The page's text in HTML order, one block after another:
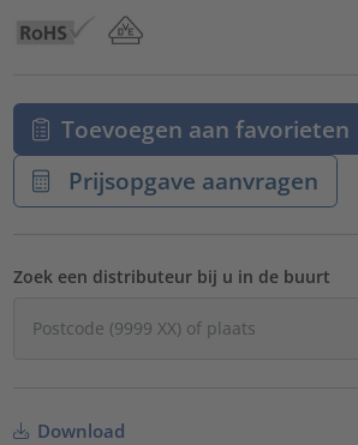
Toevoegen aan favorieten
Prijsopgave aanvragen
Zoek een distributeur bij u in de buurt
Download